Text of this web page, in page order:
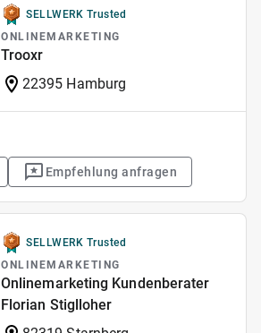
SELLWERK Trusted
ONLINEMARKETING
Trooxr
22395 Hamburg
Empfehlung anfragen
SELLWERK Trusted
ONLINEMARKETING
Onlinemarketing Kundenberater
Florian Stiglloher